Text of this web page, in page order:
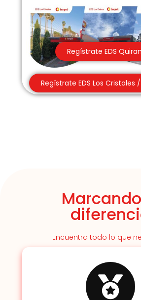
Regístrate EDS Los Cristales
Regístrate EDS
Encuentra todo lo que